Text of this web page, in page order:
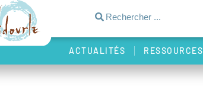
ACTUALITÉS RESSOURCES